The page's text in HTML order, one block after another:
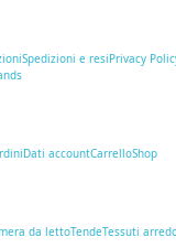
Spedizioni e resiPrivacy
Dati accountCarrelloShop
da lettoTendeTessuti